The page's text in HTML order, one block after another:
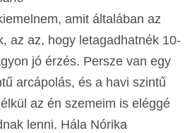
amit általában az
az az, hogy letagadhatnék 10-
jó érzés. Persze van egy
arcápolás, és a havi szintű
az én szemeim is eléggé
lenni. Hála Nórika